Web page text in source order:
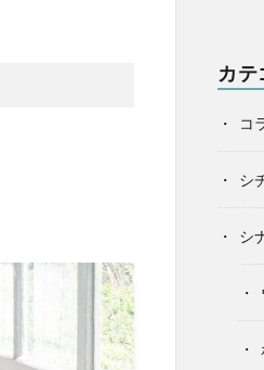
カテ
コ
シ
シ